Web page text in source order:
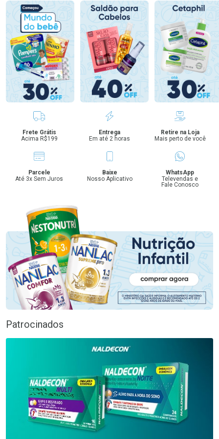
Benefícios
Frete Grátis
Acima R$199
Entrega
Em até 2 horas
Retire na Loja
Mais perto de você
Parcele
Até 3x Sem Juros
Baixe
Nosso Aplicativo
WhatsApp
Televendas e
Fale Conosco
Patrocinados